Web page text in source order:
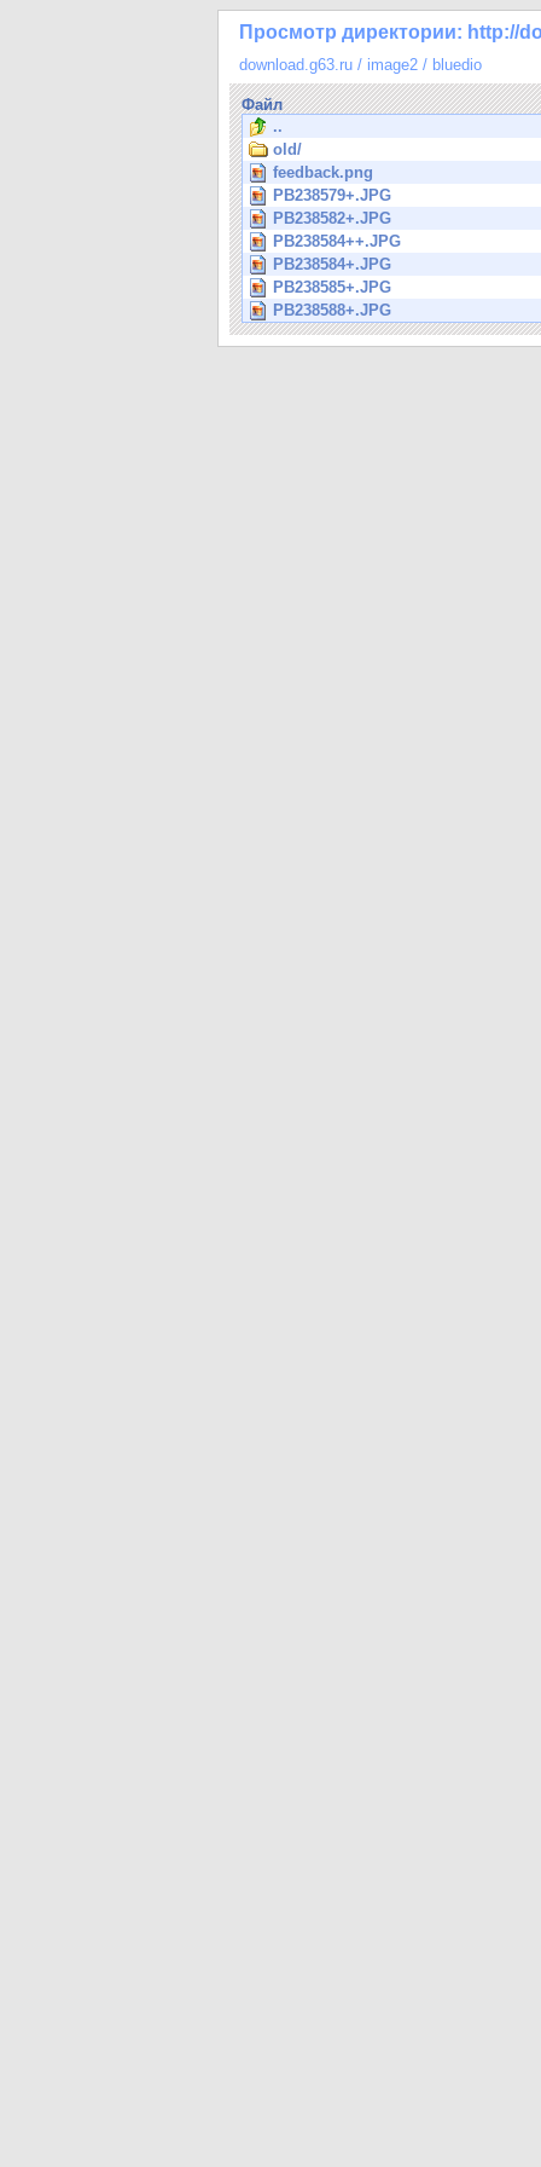
Просмотр директории: http://
download.g63.ru / image2 / bluedio
Файл
..
old/
feedback.png
PB238579+.JPG
PB238582+.JPG
PB238584++.JPG
PB238584+.JPG
PB238585+.JPG
PB238588+.JPG